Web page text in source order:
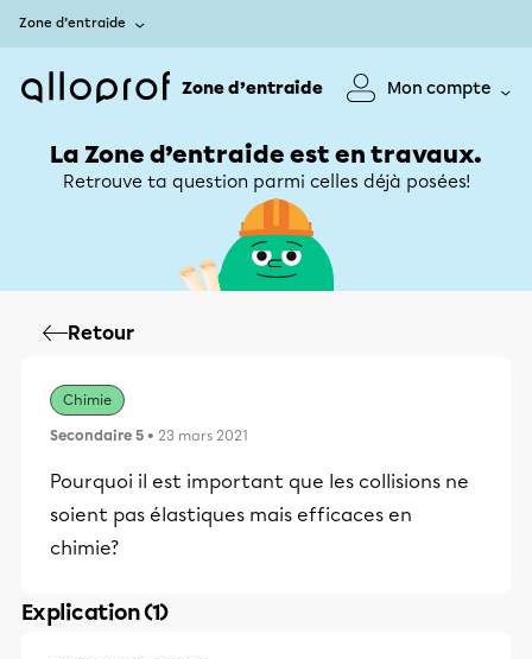
Zone d’entraide
Zone d’entraide Mon compte
La Zone d’entraide est en travaux.
Retrouve ta question parmi celles déjà posées!
Retour
Chimie
Secondaire 5 • 23 mars 2021
Pourquoi il est important que les collisions ne
soient pas élastiques mais efficaces en
chimie?
Explication (1)